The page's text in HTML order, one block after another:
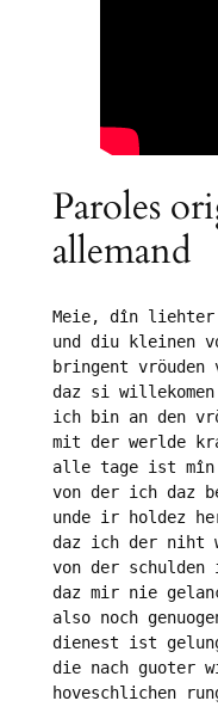
Paroles
allemand
Meie, dîn liehter
und diu kleinen
bringent
daz si
ich bin an den
mit der werlde
alle tage ist mîn
von der ich daz
unde ir holdez
daz ich der niht
von der schulden
daz mir nie
also noch
dienest ist
die nach guoter
hoveschlichen